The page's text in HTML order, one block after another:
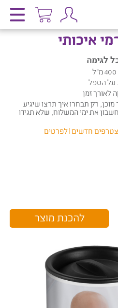
איכותי
לגימה
על הספל
זמן
מוכן, רק תבחרו איך תרצו שיגיע
את ימי המשלוח, שלא תגידו
לפרטים